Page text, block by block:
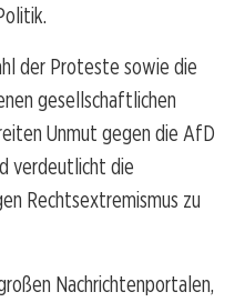
der Proteste sowie die
gesellschaftlichen
Unmut gegen die AfD
verdeutlicht die
Rechtsextremismus zu
Nachrichtenportalen,